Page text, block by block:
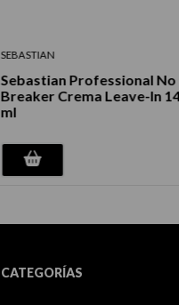
SEBASTIAN
Sebastian Professional No
Breaker Crema Leave-In
ml
CATEGORÍAS